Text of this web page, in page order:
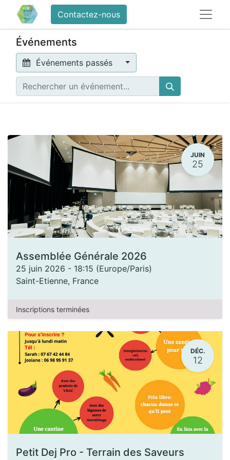
Contactez-nous
Événements
Événements passés
JUIN
25
Assemblée Générale 2026
25 juin 2026 - 18:15 (Europe/Paris)
Saint-Etienne, France
Inscriptions terminées
DÉC.
12
Petit Dej Pro - Terrain des Saveurs